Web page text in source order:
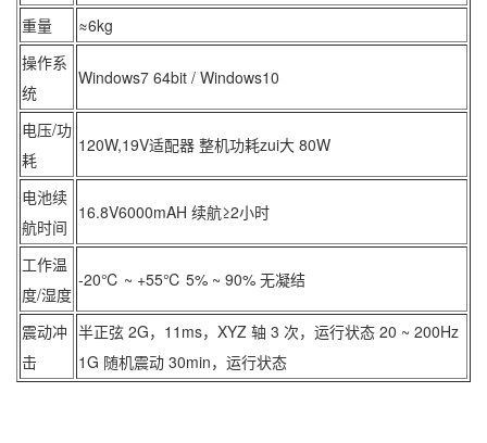
重量
≈6kg
操作系
统
Windows7 64bit / Windows10
电压/功
耗
120W,19V适配器 整机功耗zui大 80W
电池续
航时间
16.8V6000mAH 续航≥2小时
工作温
度/湿度
-20℃ ~ +55℃ 5% ~ 90% 无凝结
震动冲
击
半正弦 2G，11ms，XYZ 轴 3 次，运行状态 20 ~ 200Hz
1G 随机震动 30min，运行状态